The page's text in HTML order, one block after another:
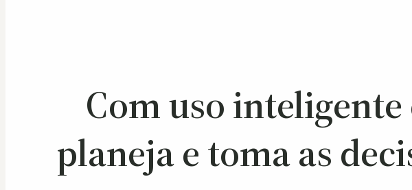
Com uso
planeja e toma as